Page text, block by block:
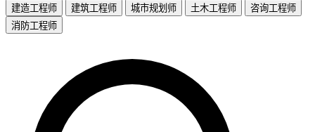
建造工程师
建筑工程师 城市规划师 土木工程师
咨询工程师
消防工程师